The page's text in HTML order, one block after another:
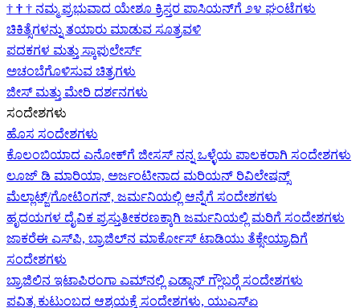
† † † ನಮ್ಮ ಪ್ರಭುವಾದ ಯೇಶೂ ಕ್ರಿಸ್ತರ ಪಾಸಿಯನ್‌ಗೆ ೨೪ ಘಂಟೆಗಳು
ಚಿಕಿತ್ಸೆಗಳನ್ನು ತಯಾರು ಮಾಡುವ ಸೂತ್ರವಳಿ
ಪದಕಗಳ ಮತ್ತು ಸ್ಕಾಪುಲೇರ್ಸ್
ಅಚಂಬೆಗೊಳಿಸುವ ಚಿತ್ರಗಳು
ಜೀಸ್‌ ಮತ್ತು ಮೇರಿ ದರ್ಶನಗಳು
ಸಂದೇಶಗಳು
ಹೊಸ ಸಂದೇಶಗಳು
ಕೊಲಂಬಿಯಾದ ಎನೋಕ್‍ಗೆ ಜೀಸಸ್ ನನ್ನ ಒಳ್ಳೆಯ ಪಾಲಕರಾಗಿ ಸಂದೇಶಗಳು
ಲೂಜ್ ಡಿ ಮಾರಿಯಾ, ಅರ್ಜಂಟೀನಾದ ಮರಿಯನ್ ರಿವಿಲೇಷನ್ಸ್
ಮೆಲ್ಲಾಟ್ಜ್/ಗೋಟಿಂಗನ್, ಜರ್ಮನಿಯಲ್ಲಿ ಆನ್ನೆಗೆ ಸಂದೇಶಗಳು
ಹೃದಯಗಳ ದೈವಿಕ ಪ್ರಸ್ತುತೀಕರಣಕ್ಕಾಗಿ ಜರ್ಮನಿಯಲ್ಲಿ ಮರಿಗೆ ಸಂದೇಶಗಳು
ಜಾಕರೆಈ ಎಸ್‌ಪಿ, ಬ್ರಾಜಿಲ್‌ನ ಮಾರ್ಕೋಸ್ ಟಾಡಿಯು ತೆಕ್ಸೇಯ್ರಾದಿಗೆ
ಸಂದೇಶಗಳು
ಬ್ರಾಜಿಲಿನ ಇಟಾಪಿರಂಗಾ ಎಮ್‌ನಲ್ಲಿ ಎಡ್ಸಾನ್ ಗ್ಲೌಬರ್‍ಗೆ ಸಂದೇಶಗಳು
ಪವಿತ್ರ ಕುಟುಂಬದ ಆಶ್ರಯಕ್ಕೆ ಸಂದೇಶಗಳು, ಯುಎಸ್‌ಏ